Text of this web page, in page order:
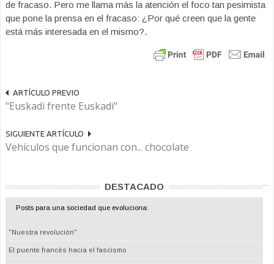
de fracaso. Pero me llama más la atención el foco tan pesimista
que pone la prensa en el fracaso: ¿Por qué creen que la gente
está más interesada en el mismo?.
ARTÍCULO PREVIO
"Euskadi frente Euskadi"
SIGUIENTE ARTÍCULO
Vehículos que funcionan con... chocolate
DESTACADO
Posts para una sociedad que evoluciona:
"Nuestra revolución"
El puente francés hacia el fascismo